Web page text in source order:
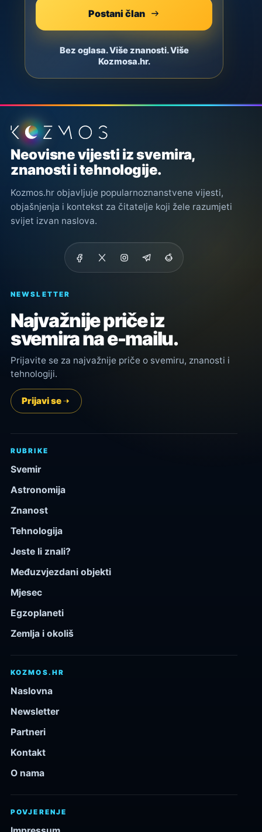
Postani član
Bez oglasa. Više znanosti. Više
Kozmosa.hr.
Podnožje stranice
Neovisne vijesti iz svemira,
znanosti i tehnologije.
Kozmos.hr objavljuje popularnoznanstvene vijesti,
objašnjenja i kontekst za čitatelje koji žele razumjeti
svijet izvan naslova.
NEWSLETTER
Najvažnije priče iz
svemira na e-mailu.
Prijavite se za najvažnije priče o svemiru, znanosti i
tehnologiji.
Prijavi se
RUBRIKE
Svemir
Astronomija
Znanost
Tehnologija
Jeste li znali?
Međuzvjezdani objekti
Mjesec
Egzoplaneti
Zemlja i okoliš
KOZMOS.HR
Naslovna
Newsletter
Partneri
Kontakt
O nama
POVJERENJE